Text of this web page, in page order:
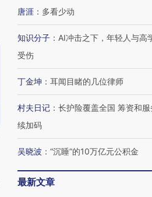
唐涯 ： 多看少动
知识分子 ： AI冲击之下，年轻人与高
受伤
丁金坤 ： 耳闻目睹的几位律师
村夫日记 ： 长护险覆盖全国 筹资和
续加码
吴晓波 ： “沉睡”的10万亿元公积金
最新文章